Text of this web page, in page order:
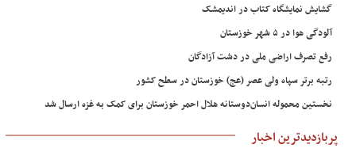
گشایش نمایشگاه کتاب در اندیمشک
آلودگی هوا در ۵ شهر خوزستان
رفع تصرف اراضی ملی در دشت آزادگان
رتبه برتر سپاه ولی عصر (عج) خوزستان در سطح کشور
نخستین محموله انسان‌دوستانه هلال احمر خوزستان برای کمک به غزه ارسال شد
پربازدیدترین اخبار